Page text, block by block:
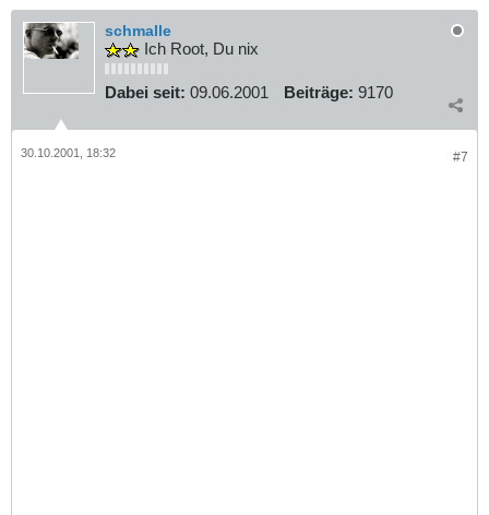
schmalle
Ich Root, Du nix
Dabei seit: 09.06.2001 Beiträge: 9170
#7
30.10.2001, 18:32